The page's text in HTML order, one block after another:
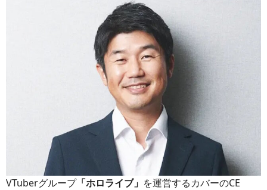
VTuberグループ「ホロライブ」 を運営するカバーのCE